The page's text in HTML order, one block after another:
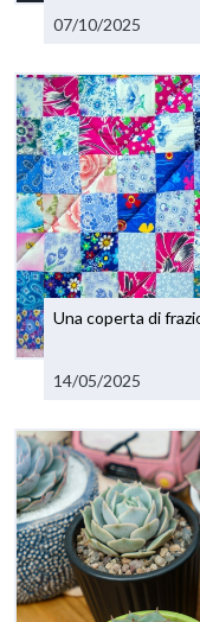
07/10/2025
Una coperta di
14/05/2025